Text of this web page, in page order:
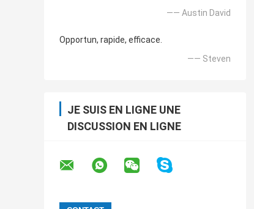
—— Austin David
Opportun, rapide, efficace.
—— Steven
JE SUIS EN LIGNE UNE
DISCUSSION EN LIGNE